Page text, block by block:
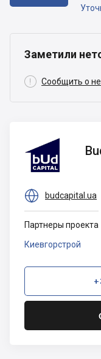
Заметили
 Сообщить о
BudCapital
 budcapital.ua
Партнеры проекта
Киевгорстрой